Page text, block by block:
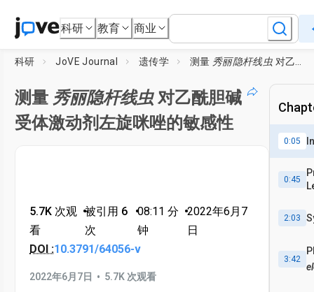
科研 教育 商业
科研 JoVE Journal 遗传学 测量 秀丽隐杆线虫 对乙酰胆碱受体激动剂左旋咪唑的敏感性
测量 秀丽隐杆线虫对乙酰胆碱
受体激动剂左旋咪唑的敏感性
5.7K 次观
看
•被引用 6
次
•08:11 分
钟
•2022年6月7
日
DOI :10.3791/64056-v
2022年6月7日 • 5.7K 次观看
0:05
0:45
2:03
3:42